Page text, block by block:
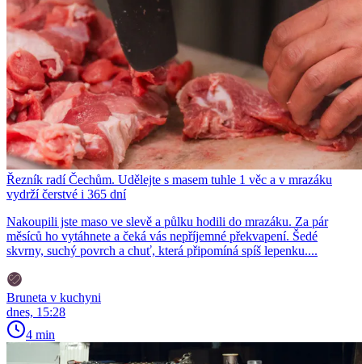
Řezník radí Čechům. Udělejte s masem tuhle 1 věc a v mrazáku
vydrží čerstvé i 365 dní
Nakoupili jste maso ve slevě a půlku hodili do mrazáku. Za pár
měsíců ho vytáhnete a čeká vás nepříjemné překvapení. Šedé
skvrny, suchý povrch a chuť, která připomíná spíš lepenku....
Bruneta v kuchyni
dnes, 15:28
4 min